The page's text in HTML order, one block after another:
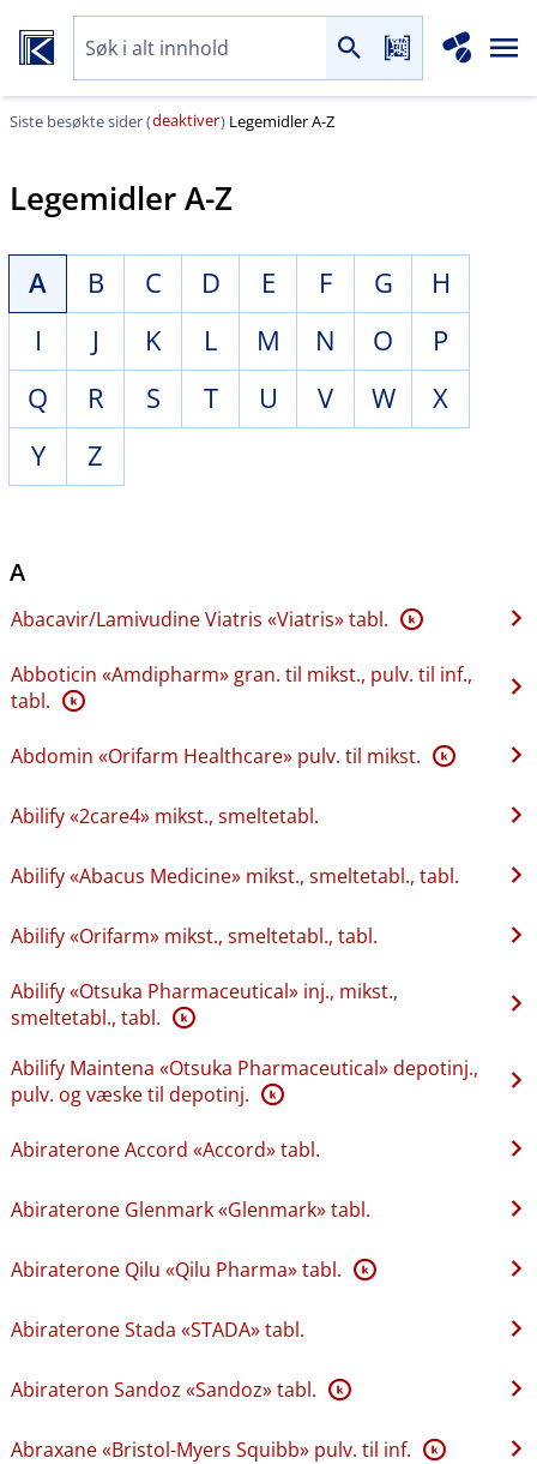
Siste besøkte sider (deaktiver) Legemidler A-Z
Legemidler A-Z
A B C D E F G
H
I
J K L M N O
P
Q
R S T U V W
X
Y
Z
A
Abacavir​/​Lamivudine Viatris «Viatris» tabl. K
Abboticin «Amdipharm» gran. til mikst., pulv. til inf.,
tabl. K
Abdomin «Orifarm Healthcare» pulv. til mikst. K
Abilify «2care4» mikst., smeltetabl.
Abilify «Abacus Medicine» mikst., smeltetabl., tabl.
Abilify «Orifarm» mikst., smeltetabl., tabl.
Abilify «Otsuka Pharmaceutical» inj., mikst.,
smeltetabl., tabl. K
Abilify Maintena «Otsuka Pharmaceutical» depotinj.,
pulv. og væske til depotinj. K
Abiraterone Accord «Accord» tabl.
Abiraterone Glenmark «Glenmark» tabl.
Abiraterone Qilu «Qilu Pharma» tabl. K
Abiraterone Stada «STADA» tabl.
Abirateron Sandoz «Sandoz» tabl. K
Abraxane «Bristol-Myers Squibb» pulv. til inf. K